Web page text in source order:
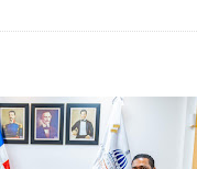
desde 2006 y exige ley del
alcalde San Cristóbal